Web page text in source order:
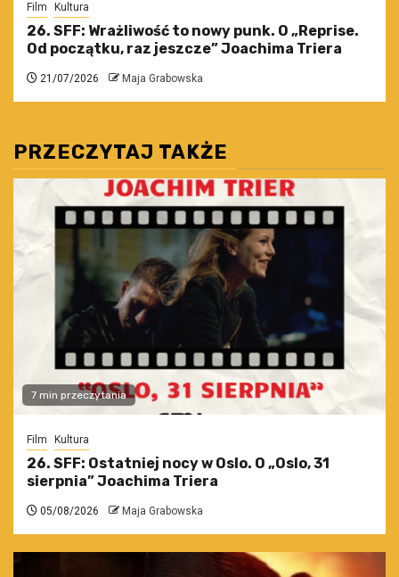
Film Kultura
26. SFF: Wrażliwość to nowy punk. O „Reprise.
Od początku, raz jeszcze” Joachima Triera
21/07/2026 Maja Grabowska
PRZECZYTAJ TAKŻE
7 min przeczytania
Film Kultura
26. SFF: Ostatniej nocy w Oslo. O „Oslo, 31
sierpnia” Joachima Triera
05/08/2026 Maja Grabowska